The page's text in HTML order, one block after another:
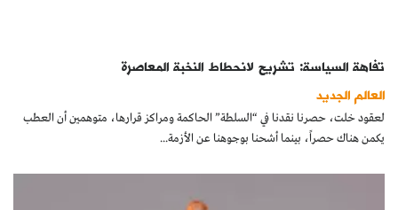
تفاهة السياسة: تشريح لانحطاط النخبة المعاصرة
العالم الجديد
لعقود خلت، حصرنا نقدنا في “السلطة” الحاكمة ومراكز قرارها، متوهمين أن العطب
يكمن هناك حصراً، بينما أشحنا بوجوهنا عن الأزمة...